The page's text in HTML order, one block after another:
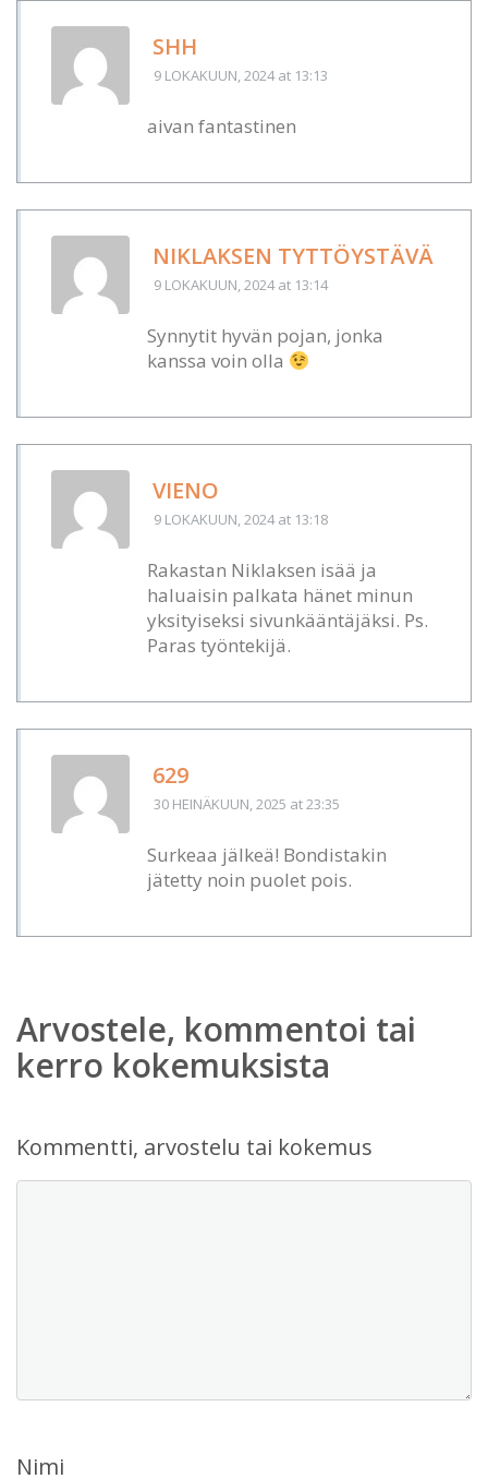
SHH
9 LOKAKUUN, 2024at 13:13
aivan fantastinen
NIKLAKSEN TYTTÖYSTÄVÄ
9 LOKAKUUN, 2024at 13:14
Synnytit hyvän pojan, jonka
kanssa voin olla
VIENO
9 LOKAKUUN, 2024at 13:18
Rakastan Niklaksen isää ja
haluaisin palkata hänet minun
yksityiseksi sivunkääntäjäksi. Ps.
Paras työntekijä.
629
30 HEINÄKUUN, 2025 at 23:35
Surkeaa jälkeä! Bondistakin
jätetty noin puolet pois.
Arvostele, kommentoi tai
kerro kokemuksista
Kommentti, arvostelu tai kokemus
Nimi